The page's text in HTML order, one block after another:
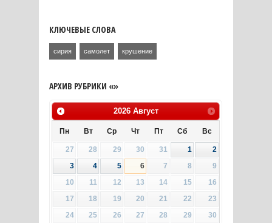
КЛЮЧЕВЫЕ СЛОВА
сирия самолет крушение
АРХИВ РУБРИКИ «»
2026 Август
Пн Вт Ср Чт Пт Сб Вс
27 28 29 30 31 1
2
3
4 5 6 7 8
9
10
11 12 13 14 15
16
17
18 19 20 21 22
23
24
25 26 27 28 29
30